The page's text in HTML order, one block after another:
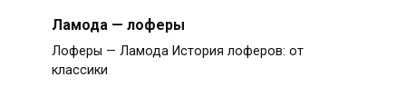
Ламода — лоферы
Лоферы — Ламода История лоферов: от
классики